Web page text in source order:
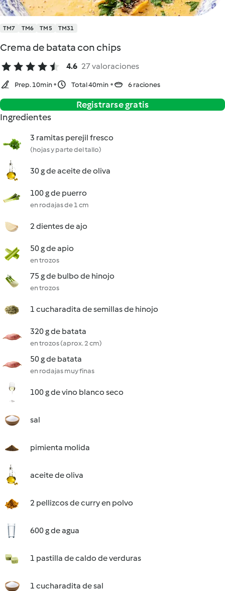
TM7 TM6 TM5 TM31
Crema de batata con chips
4.6 27 valoraciones
Prep. 10min Total 40min 6 raciones
Registrarse gratis
Ingredientes
3 ramitas perejil fresco
(hojas y parte del tallo)
30 g de aceite de oliva
100 g de puerro
en rodajas de 1 cm
2 dientes de ajo
50 g de apio
en trozos
75 g de bulbo de hinojo
en trozos
1 cucharadita de semillas de hinojo
320 g de batata
en trozos (aprox. 2 cm)
50 g de batata
en rodajas muy finas
100 g de vino blanco seco
sal
pimienta molida
aceite de oliva
2 pellizcos de curry en polvo
600 g de agua
1 pastilla de caldo de verduras
1 cucharadita de sal